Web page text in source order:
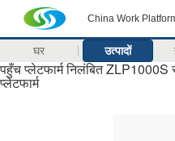
China Work
घर उत्पादों
पहुँच प्लेटफार्म निलंबित ZLP1000S
प्लेटफार्म